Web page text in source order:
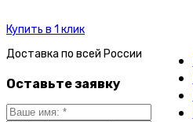
Купить в 1 клик
Доставка по всей России
Оставьте заявку